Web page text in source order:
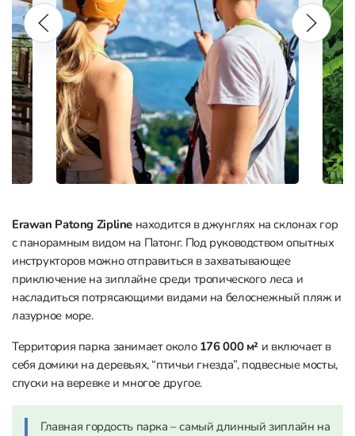
Erawan Patong Zipline находится в джунглях на склонах гор
с панорамным видом на Патонг. Под руководством опытных
инструкторов можно отправиться в захватывающее
приключение на зиплайне среди тропического леса и
насладиться потрясающими видами на белоснежный пляж и
лазурное море.
Территория парка занимает около 176 000 м² и включает в
себя домики на деревьях, “птичьи гнезда”, подвесные мосты,
спуски на веревке и многое другое.
Главная гордость парка – самый длинный зиплайн на